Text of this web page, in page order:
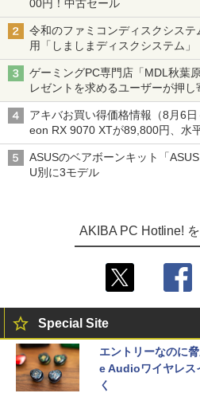
00円！中古セール
令和のファミコンディスクシス
用「しましまディスクシステム」
ゲーミングPC専門店「MDL秋葉
レゼントを求めるユーザーが押し
アキバお買い得価格情報（8月6
eon RX 9070 XTが89,800円、水
ニターが9,801円、暑さ指数連動
ASUSのベアボーンキット「
U別に3モデル
AKIBA PC Hotline!
Special Site
エントリーなのに
e Audioワイヤレス
く